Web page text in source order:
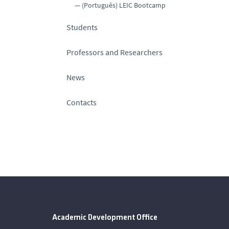
(Português) LEIC Bootcamp
Students
Professors and Researchers
News
Contacts
Academic Development Office